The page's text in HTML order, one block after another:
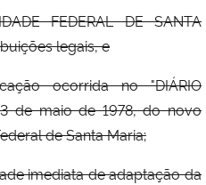
FEDERAL DE SANTA
legais, e
ocorrida no "DIÁRIO
de maio de 1978, do novo
de Santa Maria;
imediata de adaptação da